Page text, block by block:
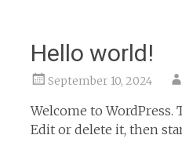
Hello world!
September 10, 2024
Welcome to
Edit or delete it, then